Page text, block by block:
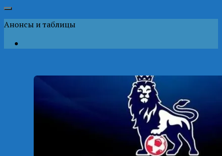
Анонсы и таблицы